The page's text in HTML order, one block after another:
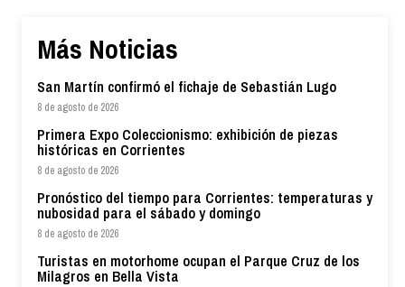
Más Noticias
San Martín confirmó el fichaje de Sebastián Lugo
8 de agosto de 2026
Primera Expo Coleccionismo: exhibición de piezas
históricas en Corrientes
8 de agosto de 2026
Pronóstico del tiempo para Corrientes: temperaturas y
nubosidad para el sábado y domingo
8 de agosto de 2026
Turistas en motorhome ocupan el Parque Cruz de los
Milagros en Bella Vista